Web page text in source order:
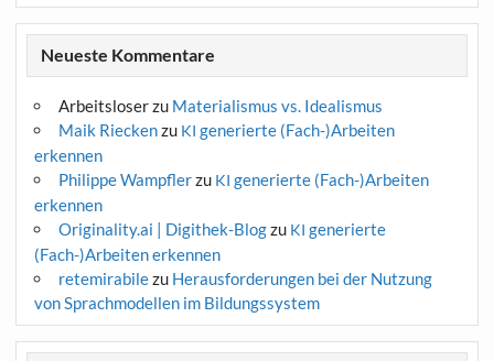
Neueste Kommentare
Arbeitsloserzu Materialismus vs. Idealismus
Maik Rieckenzu KI generierte (Fach-)Arbeiten
erkennen
Philippe Wampflerzu KI generierte (Fach-)Arbeiten
erkennen
Originality.ai | Digithek-Blogzu KI generierte
(Fach-)Arbeiten erkennen
retemirabilezu Herausforderungen bei der Nutzung
von Sprachmodellen im Bildungssystem